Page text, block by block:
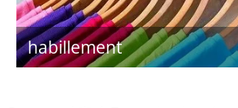
habillement